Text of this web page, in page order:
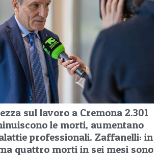
sul lavoro a Cremona 2.301
le morti, aumentano
professionali. Zaffanelli: in
quattro morti in sei mesi sono